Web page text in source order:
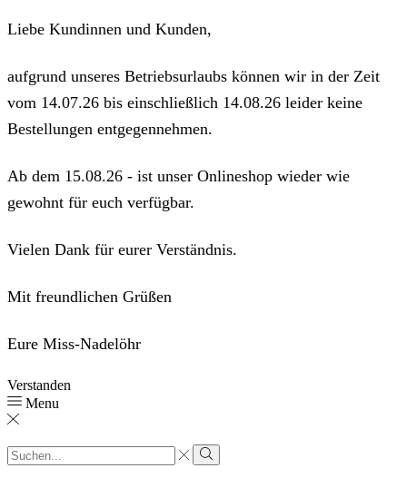
Liebe Kundinnen und Kunden,
aufgrund unseres Betriebsurlaubs können wir in der Zeit
vom 14.07.26 bis einschließlich 14.08.26 leider keine
Bestellungen entgegennehmen.
Ab dem 15.08.26 - ist unser Onlineshop wieder wie
gewohnt für euch verfügbar.
Vielen Dank für eurer Verständnis.
Mit freundlichen Grüßen
Eure Miss-Nadelöhr
Verstanden
Menu
Sucheingabe
Suche